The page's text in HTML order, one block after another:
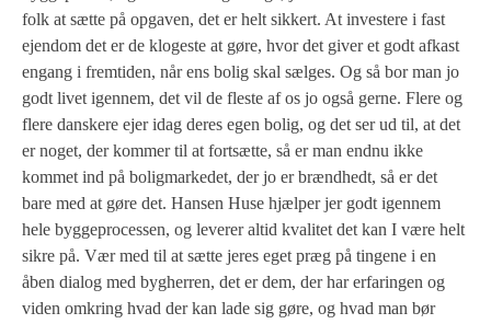
folk at sætte på opgaven, det er helt sikkert. At investere i fast
ejendom det er de klogeste at gøre, hvor det giver et godt afkast
engang i fremtiden, når ens bolig skal sælges. Og så bor man jo
godt livet igennem, det vil de fleste af os jo også gerne. Flere og
flere danskere ejer idag deres egen bolig, og det ser ud til, at det
er noget, der kommer til at fortsætte, så er man endnu ikke
kommet ind på boligmarkedet, der jo er brændhedt, så er det
bare med at gøre det. Hansen Huse hjælper jer godt igennem
hele byggeprocessen, og leverer altid kvalitet det kan I være helt
sikre på. Vær med til at sætte jeres eget præg på tingene i en
åben dialog med bygherren, det er dem, der har erfaringen og
viden omkring hvad der kan lade sig gøre, og hvad man bør